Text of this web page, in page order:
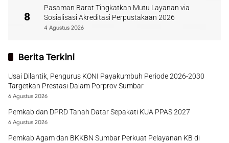
8
Pasaman Barat Tingkatkan Mutu Layanan via
Sosialisasi Akreditasi Perpustakaan 2026
4 Agustus 2026
Berita Terkini
Usai Dilantik, Pengurus KONI Payakumbuh Periode 2026-2030
Targetkan Prestasi Dalam Porprov Sumbar
6 Agustus 2026
Pemkab dan DPRD Tanah Datar Sepakati KUA PPAS 2027
6 Agustus 2026
Pemkab Agam dan BKKBN Sumbar Perkuat Pelayanan KB di